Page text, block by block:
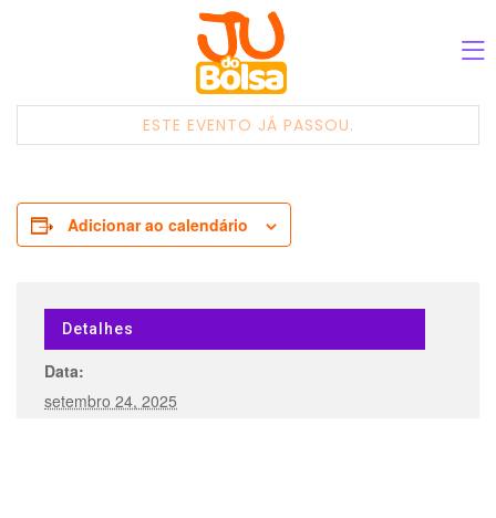
ESTE EVENTO JÁ PASSOU.
Adicionar ao calendário
Detalhes
Data:
setembro 24, 2025